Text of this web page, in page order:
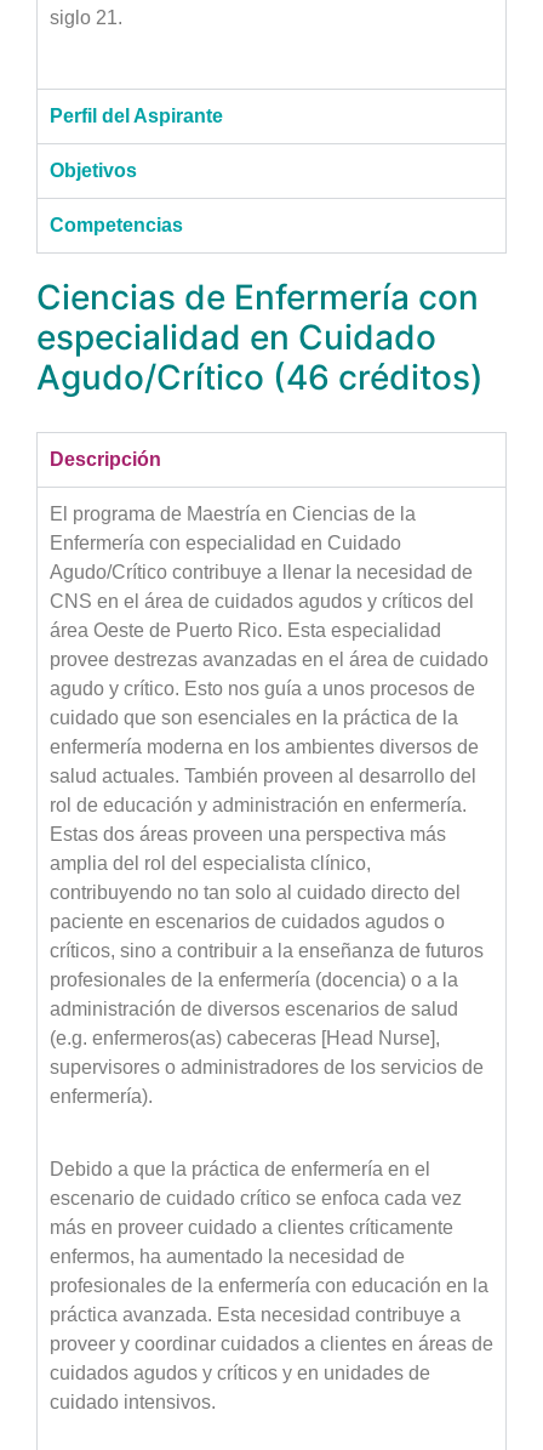
siglo 21.
Perfil del Aspirante
Objetivos
Competencias
Ciencias de Enfermería con
especialidad en Cuidado
Agudo/Crítico (46 créditos)
Descripción
El programa de Maestría en Ciencias de la
Enfermería con especialidad en Cuidado
Agudo/Crítico contribuye a llenar la necesidad de
CNS en el área de cuidados agudos y críticos del
área Oeste de Puerto Rico. Esta especialidad
provee destrezas avanzadas en el área de cuidado
agudo y crítico. Esto nos guía a unos procesos de
cuidado que son esenciales en la práctica de la
enfermería moderna en los ambientes diversos de
salud actuales. También proveen al desarrollo del
rol de educación y administración en enfermería.
Estas dos áreas proveen una perspectiva más
amplia del rol del especialista clínico,
contribuyendo no tan solo al cuidado directo del
paciente en escenarios de cuidados agudos o
críticos, sino a contribuir a la enseñanza de futuros
profesionales de la enfermería (docencia) o a la
administración de diversos escenarios de salud
(e.g. enfermeros(as) cabeceras [Head Nurse],
supervisores o administradores de los servicios de
enfermería).
Debido a que la práctica de enfermería en el
escenario de cuidado crítico se enfoca cada vez
más en proveer cuidado a clientes críticamente
enfermos, ha aumentado la necesidad de
profesionales de la enfermería con educación en la
práctica avanzada. Esta necesidad contribuye a
proveer y coordinar cuidados a clientes en áreas de
cuidados agudos y críticos y en unidades de
cuidado intensivos.